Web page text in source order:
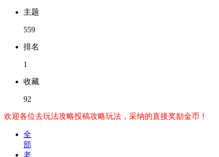
主题
559
排名
1
收藏
92
欢迎各位去玩法攻略投稿攻略玩法，采纳的直接奖励金币！
全
部
老